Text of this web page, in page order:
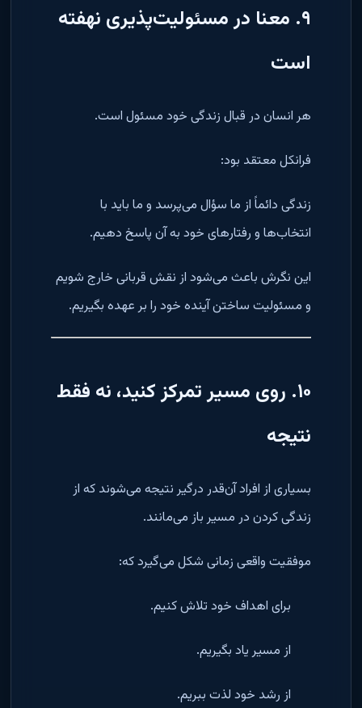
۹. معنا در مسئولیت‌پذیری نهفته
است
هر انسان در قبال زندگی خود مسئول است.
فرانکل معتقد بود:
زندگی دائماً از ما سؤال می‌پرسد و ما باید با
انتخاب‌ها و رفتارهای خود به آن پاسخ دهیم.
این نگرش باعث می‌شود از نقش قربانی خارج شویم
و مسئولیت ساختن آینده خود را بر عهده بگیریم.
۱۰. روی مسیر تمرکز کنید، نه فقط
نتیجه
بسیاری از افراد آن‌قدر درگیر نتیجه می‌شوند که از
زندگی کردن در مسیر باز می‌مانند.
موفقیت واقعی زمانی شکل می‌گیرد که:
برای اهداف خود تلاش کنیم.
از مسیر یاد بگیریم.
از رشد خود لذت ببریم.